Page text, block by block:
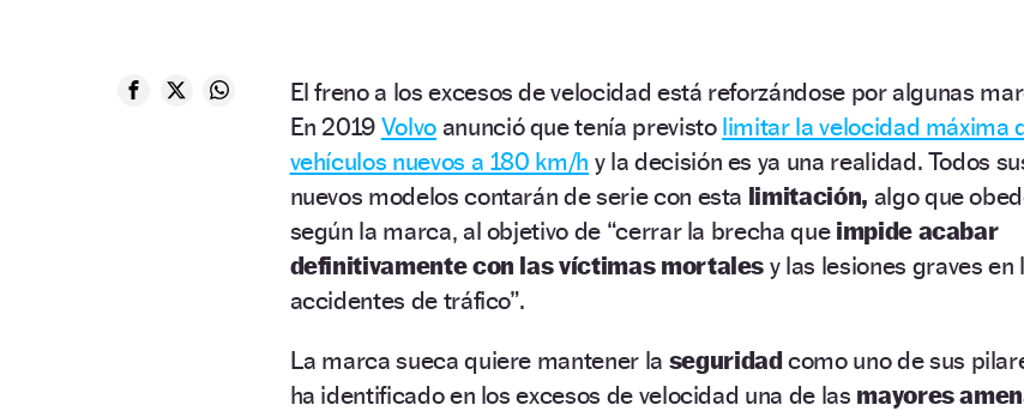
El freno a los excesos de velocidad está reforzándose por algunas
En 2019 Volvoanunció que tenía previsto limitar la velocidad máxima
vehículos nuevos a 180 km/h y la decisión es ya una realidad. Todos
nuevos modelos contarán de serie con esta limitación, algo que
según la marca, al objetivo de “cerrar la brecha queimpide acabar
definitivamente con las víctimas mortales y las lesiones graves en
accidentes de tráfico”.
La marca sueca quiere mantener la seguridadcomo uno de sus
ha identificado en los excesos de velocidad una de las mayores